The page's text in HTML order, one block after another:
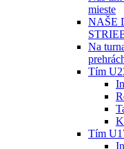
mieste
NAŠE
Na
Tím
Tím